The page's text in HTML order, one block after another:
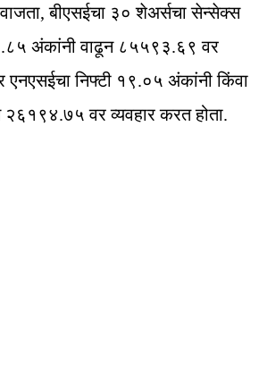
बीएसईचा ३० शेअर्सचा सेन्सेक्स
अंकांनी वाढून ८५५९३.६९ वर
एनएसईचा निफ्टी १९.०५ अंकांनी किंवा
२६१९४.७५ वर व्यवहार करत होता.